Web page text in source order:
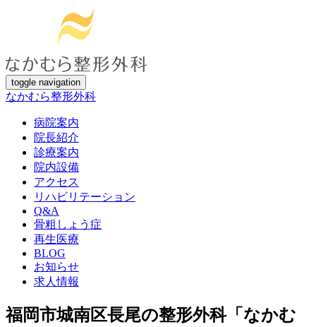
toggle navigation
なかむら整形外科
病院案内
院長紹介
診療案内
院内設備
アクセス
リハビリテーション
Q&A
骨粗しょう症
再生医療
BLOG
お知らせ
求人情報
福岡市城南区長尾の整形外科「なかむ